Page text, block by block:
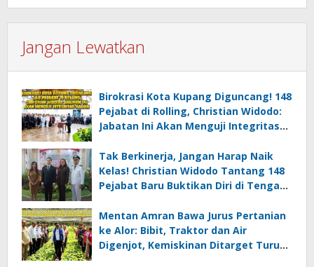
Jangan Lewatkan
Birokrasi Kota Kupang Diguncang! 148
Pejabat di Rolling, Christian Widodo:
Jabatan Ini Akan Menguji Integritas
Tak Berkinerja, Jangan Harap Naik
Kelas! Christian Widodo Tantang 148
Pejabat Baru Buktikan Diri di Tengah
Mentan Amran Bawa Jurus Pertanian
ke Alor: Bibit, Traktor dan Air
Digenjot, Kemiskinan Ditarget Turun